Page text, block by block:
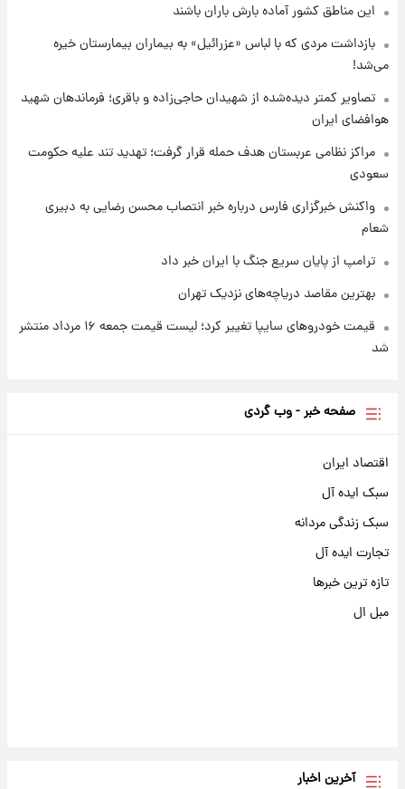
قیمت طلا و سکه امروز پنجشنبه ۱۵ مرداد ۱۴۰۵
شارژ جدید کالابرگ برای سه دهک؛ جزئیات اعلام
این مناطق کشور آماده بارش باران باشند
بازداشت مردی که با لباس «عزرائیل» به بیماران بیمارستان خیره
می‌شد!
تصاویر کمتر دیده‌شده از شهیدان حاجی‌زاده و باقری؛ فرماندهان شهید
هوافضای ایران
مراکز نظامی عربستان هدف حمله قرار گرفت؛ تهدید تند علیه حکومت
سعودی
واکنش خبرگزاری فارس درباره خبر انتصاب محسن رضایی به دبیری
شعام
ترامپ از پایان سریع جنگ با ایران خبر داد
بهترین مقاصد دریاچه‌های نزدیک تهران
قیمت خودروهای سایپا تغییر کرد؛ لیست قیمت جمعه ۱۶ مرداد منتشر
شد
صفحه خبر - وب گردی
اقتصاد ایران
سبک ایده آل
سبک زندگی مردانه
تجارت ایده آل
تازه ترین خبرها
مبل ال
آخرین اخبار